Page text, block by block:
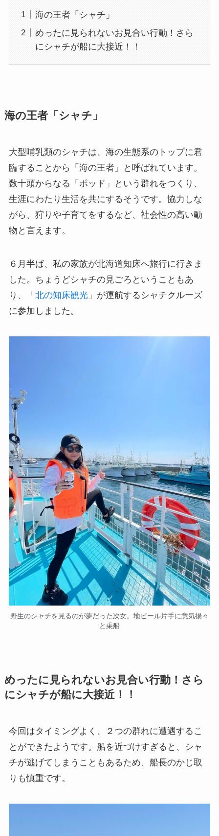
海の王者「シャチ」
めったに見られないお見合い行動！さら
にシャチが船に大接近！！
海の王者「シャチ」
大型哺乳類のシャチは、海の生態系のトップに君
臨することから「海の王者」と呼ばれています。
数十頭からなる「ポッド」という群れをつくり、
生涯にわたり生活を共にするそうです。協力しな
がら、狩りや子育てをするなど、社会性の高い動
物と言えます。
６月半ば、私の家族が北海道知床へ旅行に行きま
した。ちょうどシャチの見ごろということもあ
り、「 北の知床観光」が運航するシャチクルーズ
に参加しました。
野生のシャチを見るのが夢だった次女。地ビール片手に意気揚々
と乗船
めったに見られないお見合い行動！さら
にシャチが船に大接近！！
今回はタイミングよく、２つの群れに遭遇するこ
とができたようです。船を近づけすぎると、シャ
チが逃げてしまうこともあるため、船長のかじ取
りも慎重です。